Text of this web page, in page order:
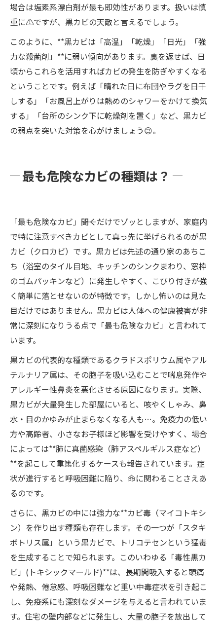
場合は塩素系漂白剤が最も即効性があります。扱いは慎
重に⚠️ですが、黒カビの天敵と言えるでしょう。
このように、**黒カビは「高温」「乾燥」「日光」「強
力な殺菌剤」**に弱い傾向があります。裏を返せば、日
頃からこれらを活用すればカビの発生を防ぎやすくなる
ということです。例えば「晴れた日に布団やラグを日干
しする」「お風呂上がりは熱めのシャワーをかけて換気
する」「台所のシンク下に乾燥剤を置く」など、黒カビ
の弱点を突いた対策を心がけましょう😉。
最も危険なカビの種類は？
「最も危険なカビ」――聞くだけでゾッとしますが、家庭内
で特に注意すべきカビとして真っ先に挙げられるのが黒
カビ（クロカビ）です。黒カビは先述の通り家のあちこ
ち（浴室のタイル目地、キッチンのシンクまわり、窓枠
のゴムパッキンなど）に発生しやすく、こびり付きが強
く簡単に落とせないのが特徴です。しかし怖いのは見た
目だけではありません。黒カビは人体への健康被害が非
常に深刻になりうる点で「最も危険なカビ」と言われて
います。
黒カビの代表的な種類であるクラドスポリウム属やアル
テルナリア属は、その胞子を吸い込むことで喘息発作や
アレルギー性鼻炎を悪化させる原因になります。実際、
黒カビが大量発生した部屋にいると、咳やくしゃみ、鼻
水・目のかゆみが止まらなくなる人も…。免疫力の低い
方や高齢者、小さなお子様ほど影響を受けやすく、場合
によっては**肺に真菌感染（肺アスペルギルス症など）
**を起こして重篤化するケースも報告されています。症
状が進行すると呼吸困難に陥り、命に関わることさえあ
るのです。
さらに、黒カビの中には強力な**カビ毒（マイコトキシ
ン）を作り出す種類も存在します。その一つが「スタキ
ボトリス属」という黒カビで、トリコテセンという猛毒
を生成することで知られます。このいわゆる「毒性黒カ
ビ」(トキシックマールド)**は、長期間吸入すると頭痛
や発熱、倦怠感、呼吸困難など重い中毒症状を引き起こ
し、免疫系にも深刻なダメージを与えると言われていま
す。住宅の壁内部などに発生し、大量の胞子を放出して